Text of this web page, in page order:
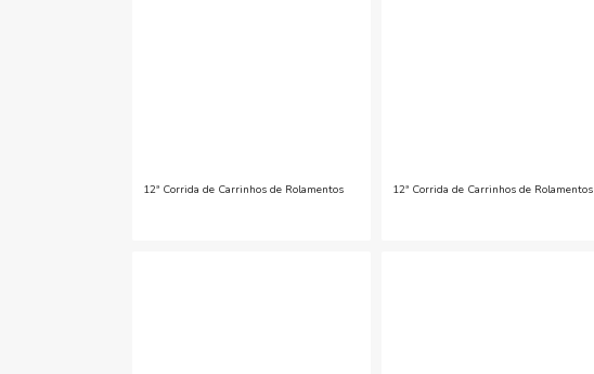
12ª Corrida de Carrinhos de Rolamentos 12ª Corrida de Carrinhos de Rolamentos